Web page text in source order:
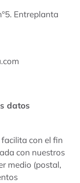
Entreplanta
datos
con el fin
con nuestros
medio (postal,